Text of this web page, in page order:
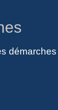
démarches